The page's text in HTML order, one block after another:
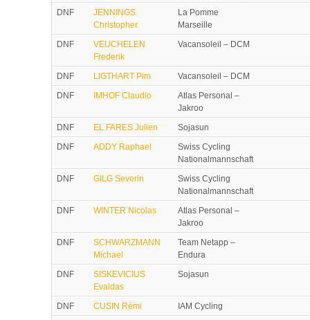
DNF
JENNINGS
Christopher
La Pomme
Marseille
DNF
VEUCHELEN
Frederik
Vacansoleil – DCM
DNF LIGTHART Pim
Vacansoleil – DCM
DNF
IMHOF Claudio
Atlas Personal –
Jakroo
DNF
EL FARES Julien
Sojasun
DNF
ADDY Raphael
Swiss Cycling
Nationalmannschaft
DNF
GILG Severin
Swiss Cycling
Nationalmannschaft
DNF
WINTER Nicolas
Atlas Personal –
Jakroo
DNF
SCHWARZMANN
Michael
Team Netapp –
Endura
DNF
SISKEVICIUS
Evaldas
Sojasun
DNF CUSIN Rémi
IAM Cycling